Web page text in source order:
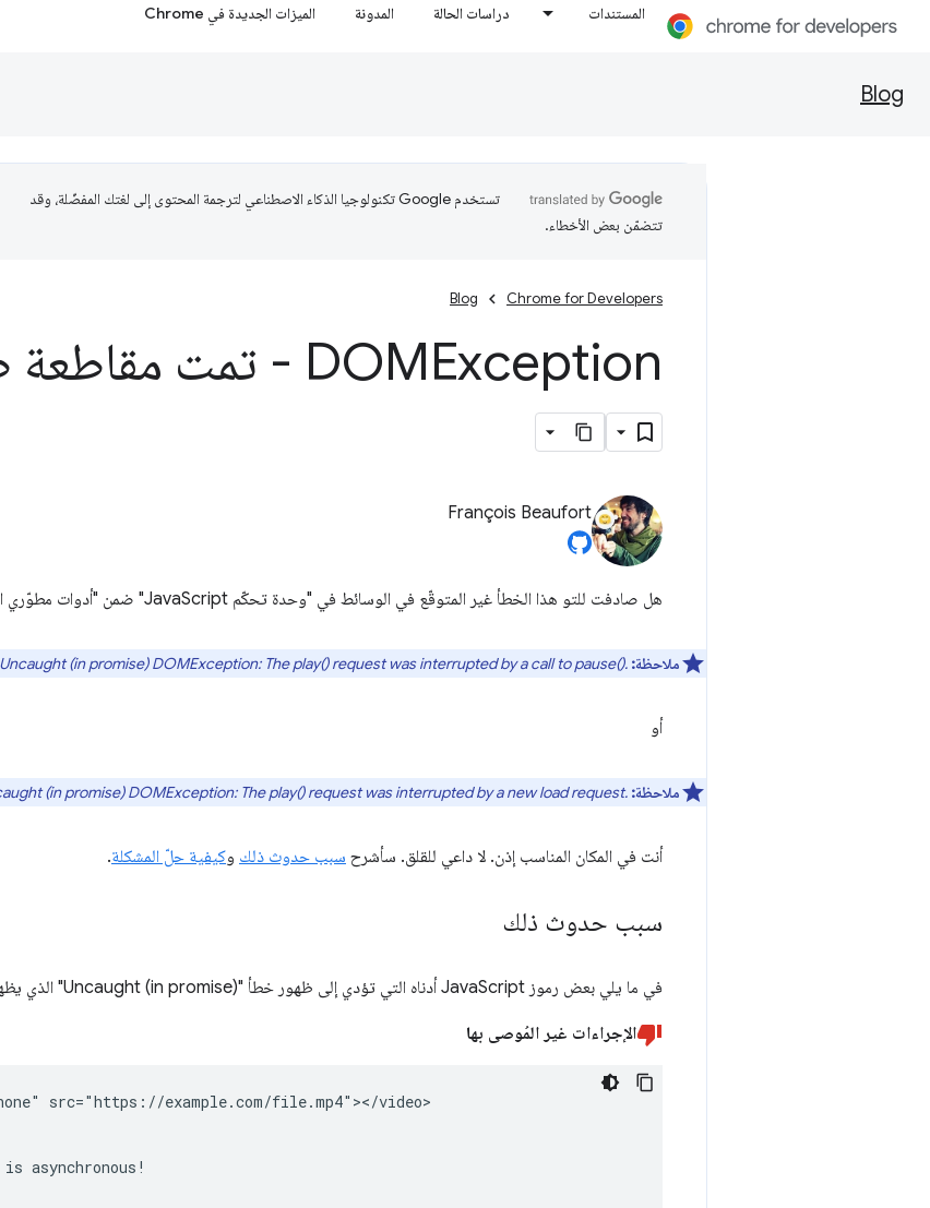
المستندات دراسات الحالة المدونة الميزات الجديدة في Chrome
Blog
تستخدم Google تكنولوجيا الذكاء الاصطناعي لترجمة المحتوى إلى لغتك المفضّلة، وقد
تتضمّن بعض الأخطاء.
Chrome for Developers
Blog
DOMException - تمت مقاطعة طلب
François Beaufort
هل صادفت للتو هذا الخطأ غير المتوقّع في الوسائط في "وحدة تحكّم JavaScript" ضمن "أدوات مطوّري البرامج في Chrome"؟
ملاحظة: Uncaught (in promise) DOMException: The play() request was interrupted by a call to pause().‎
أو
ملاحظة: (in promise) DOMException: The play() request was interrupted by a new load request.‎
أنت في المكان المناسب إذن. لا داعي للقلق. سأشرح سبب حدوث ذلك وكيفية حلّ المشكلة.
سبب حدوث ذلك
في ما يلي بعض رموز JavaScript أدناه التي تؤدي إلى ظهور خطأ "Uncaught (in promise)" الذي يظهر لك:
الإجراءات غير المُوصى بها
src="https://example.com/file.mp4"></video>
asynchronous!